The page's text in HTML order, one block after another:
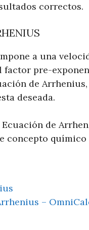
correctos.
a una
factor pre-
de
deseada.
de
concepto
–